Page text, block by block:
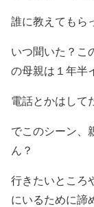
誰に教えてもら
いつ聞いた？こ
の母親は１年半
電話とかはして
でこのシーン、
ん？
行きたいところ
にいるために諦